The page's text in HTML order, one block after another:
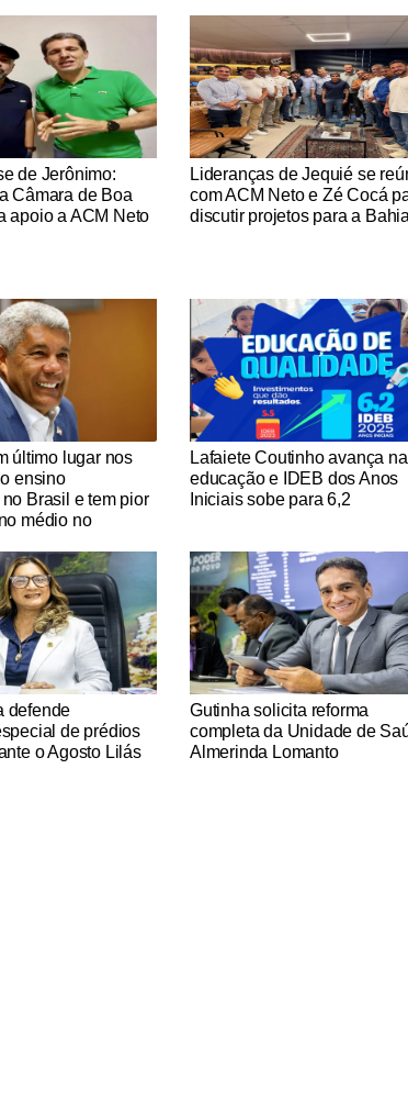
de Jerônimo:
Câmara de Boa
apoio a ACM Neto
Notícias Católicas
Lideranças de Jequié se
com ACM Neto e Zé Cocá
discutir projetos para a
último lugar nos
ensino
Brasil e tem pior
médio no
Notícias Católicas
Lafaiete Coutinho avança na
educação e IDEB dos Anos
Iniciais sobe para 6,2
defende
de prédios
o Agosto Lilás
Notícias Católicas
Gutinha solicita reforma
completa da Unidade de
Almerinda Lomanto